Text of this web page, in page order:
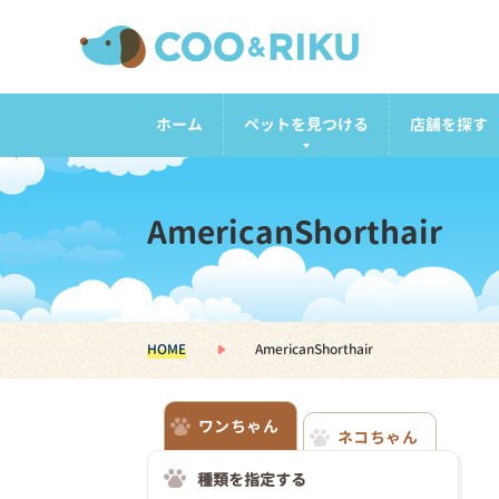
ホーム ペットを見つける 店舗を探す
AmericanShorthair
HOME AmericanShorthair
ワンちゃん
ネコちゃん
種類を指定する